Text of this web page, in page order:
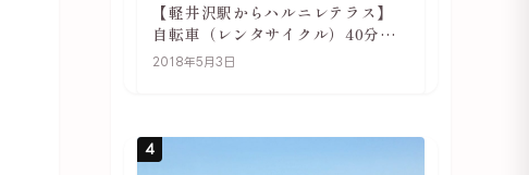
【軽井沢駅からハルニレテラス】
自転車（レンタサイクル）40分で
行ける 軽井沢旅行は自転車利用が
2018年5月3日
4